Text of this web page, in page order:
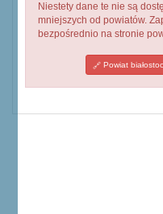
Niestety dane te nie są
mniejszych od powiatów.
bezpośrednio na stronie
Powiat